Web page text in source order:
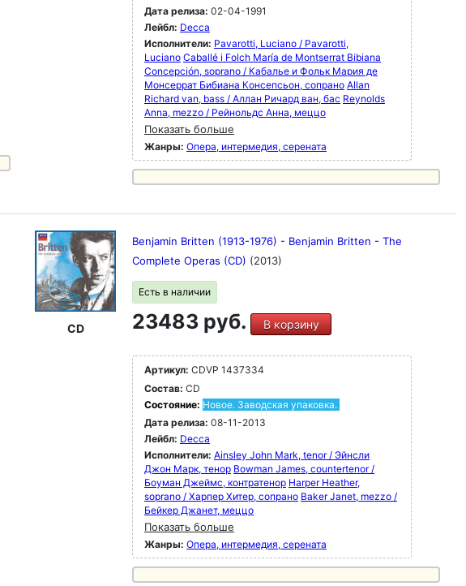
Дата релиза: 02-04-1991
Лейбл: Decca
Исполнители: Pavarotti, Luciano / Pavarotti,
Luciano Caballé i Folch María de Montserrat Bibiana
Concepción, soprano / Кабалье и Фольк Мария де
Монсеррат Бибиана Консепсьон, сопрано Allan
Richard van, bass / Аллан Ричард ван, бас Reynolds
Anna, mezzo / Рейнольдс Анна, меццо
Показать больше
Жанры: Опера, интермедия, серената
CD
Benjamin Britten (1913-1976) - Benjamin Britten - The
Complete Operas (CD) (2013)
Есть в наличии
23483 руб. В корзину
Артикул: CDVP 1437334
Состав: CD
Состояние: Новое. Заводская упаковка.
Дата релиза: 08-11-2013
Лейбл: Decca
Исполнители: Ainsley John Mark, tenor / Эйнсли
Джон Марк, тенор Bowman James, countertenor /
Боуман Джеймс, контратенор Harper Heather,
soprano / Харпер Хитер, сопрано Baker Janet, mezzo /
Бейкер Джанет, меццо
Показать больше
Жанры: Опера, интермедия, серената